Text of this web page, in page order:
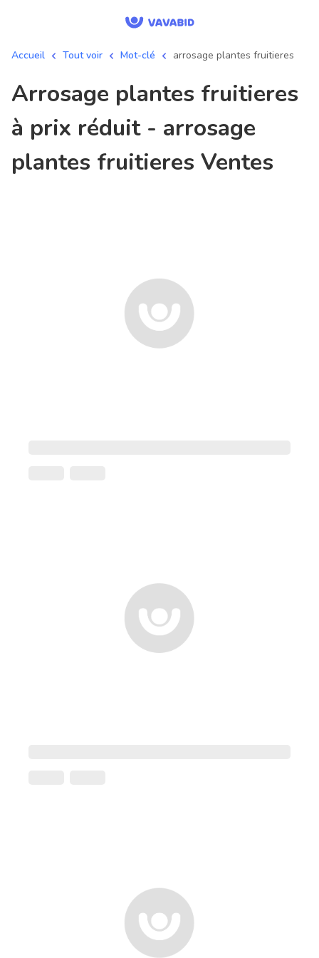
Accueil Tout voir Mot-clé arrosage plantes fruitieres
arrosage plantes fruitieres
à prix réduit - arrosage
plantes fruitieres Ventes